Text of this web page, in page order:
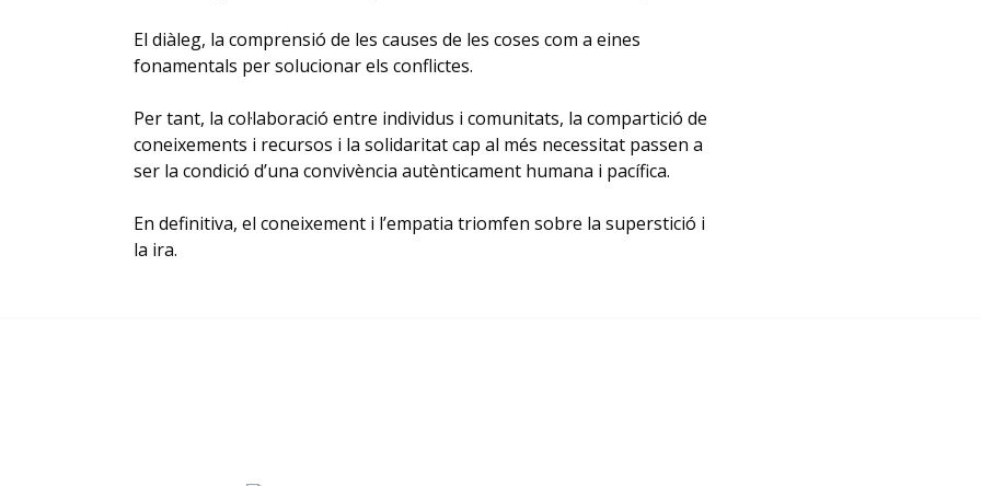
El diàleg, la comprensió de les causes de les coses com a eines
fonamentals per solucionar els conflictes.
Per tant, la col·laboració entre individus i comunitats, la compartició de
coneixements i recursos i la solidaritat cap al més necessitat passen a
ser la condició d’una convivència autènticament humana i pacífica.
En definitiva, el coneixement i l’empatia triomfen sobre la superstició i
la ira.